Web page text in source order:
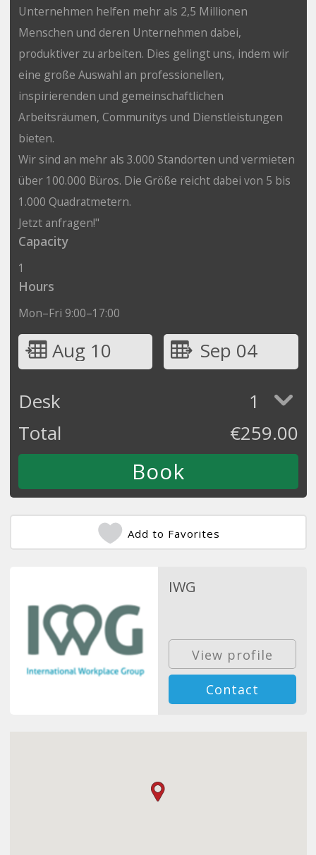
Unternehmen helfen mehr als 2,5 Millionen
Menschen und deren Unternehmen dabei,
produktiver zu arbeiten. Dies gelingt uns, indem wir
eine große Auswahl an professionellen,
inspirierenden und gemeinschaftlichen
Arbeitsräumen, Communitys und Dienstleistungen
bieten.
Wir sind an mehr als 3.000 Standorten und vermieten
über 100.000 Büros. Die Größe reicht dabei von 5 bis
1.000 Quadratmetern.
Jetzt anfragen!"
Capacity
1
Hours
Mon–Fri 9:00–17:00
Aug 10
Sep 04
Desk
1
Total
€259.00
Add to Favorites
IWG
View profile
Contact